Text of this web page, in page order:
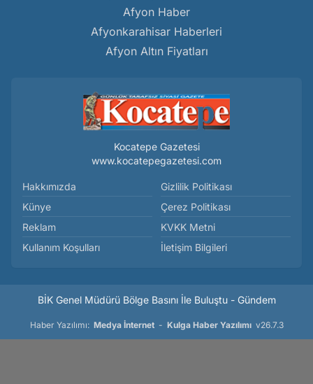
Afyon Haber
Afyonkarahisar Haberleri
Afyon Altın Fiyatları
Kocatepe Gazetesi
www.kocatepegazetesi.com
Hakkımızda
Künye
Reklam
Kullanım Koşulları
Gizlilik Politikası
Çerez Politikası
KVKK Metni
İletişim Bilgileri
BİK Genel Müdürü Bölge Basını İle Buluştu - Gündem
Haber Yazılımı: Medya İnternet - Kulga Haber Yazılımı v26.7.3